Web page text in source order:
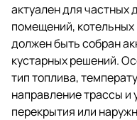
актуален для частных
помещений,
должен быть собран
кустарных решений.
тип топлива,
направление трассы и
перекрытия или